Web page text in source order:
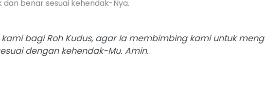
benar sesuai kehendak-Nya.
kami bagi Roh Kudus, agar Ia membimbing kami untuk
dengan kehendak-Mu. Amin.